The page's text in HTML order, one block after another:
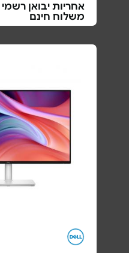
אחריות יבואן רשמי
משלוח חינם